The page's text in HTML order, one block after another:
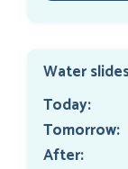
Water
Today:
Tomorrow:
After: